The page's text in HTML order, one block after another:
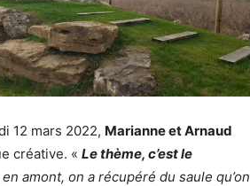
12 mars 2022, Marianne et Arnaud
créative. « Le thème, c’est le
amont, on a récupéré du saule qu’on